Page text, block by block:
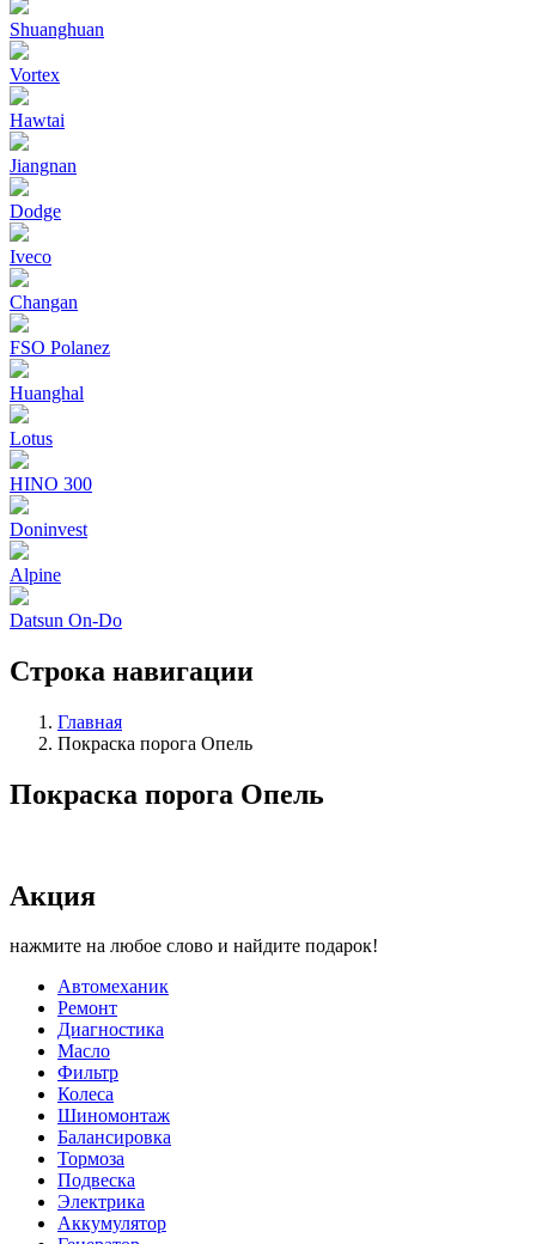
Shuanghuan
Vortex
Hawtai
Jiangnan
Dodge
Iveco
Changan
FSO Polanez
Huanghal
Lotus
HINO 300
Doninvest
Alpine
Datsun On-Do
Строка навигации
Главная
Покраска порога Опель
Покраска порога Опель
Акция
нажмите на любое слово и найдите подарок!
Автомеханик
Ремонт
Диагностика
Масло
Фильтр
Колеса
Шиномонтаж
Балансировка
Тормоза
Подвеска
Электрика
Аккумулятор